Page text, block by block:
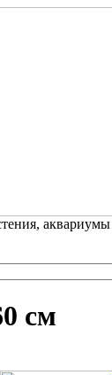
аквариумы
см